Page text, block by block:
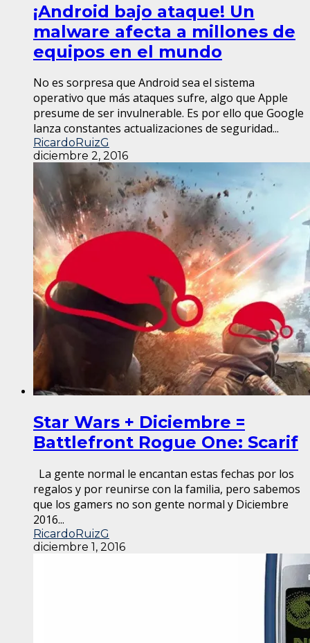
¡Android bajo ataque! Un
malware afecta a millones de
equipos en el mundo
No es sorpresa que Android sea el sistema
operativo que más ataques sufre, algo que Apple
presume de ser invulnerable. Es por ello que Google
lanza constantes actualizaciones de seguridad...
RicardoRuizG
diciembre 2, 2016
Star Wars + Diciembre =
Battlefront Rogue One: Scarif
La gente normal le encantan estas fechas por los
regalos y por reunirse con la familia, pero sabemos
que los gamers no son gente normal y Diciembre
2016...
RicardoRuizG
diciembre 1, 2016